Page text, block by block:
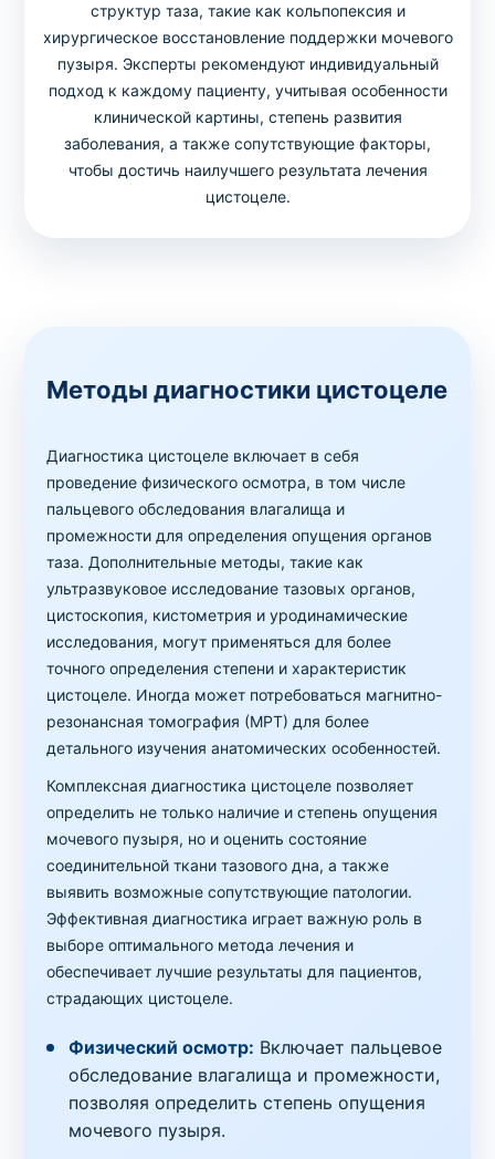
структур таза, такие как кольпопексия и
хирургическое восстановление поддержки мочевого
пузыря. Эксперты рекомендуют индивидуальный
подход к каждому пациенту, учитывая особенности
клинической картины, степень развития
заболевания, а также сопутствующие факторы,
чтобы достичь наилучшего результата лечения
цистоцеле.
Методы диагностики цистоцеле
Диагностика цистоцеле включает в себя
проведение физического осмотра, в том числе
пальцевого обследования влагалища и
промежности для определения опущения органов
таза. Дополнительные методы, такие как
ультразвуковое исследование тазовых органов,
цистоскопия, кистометрия и уродинамические
исследования, могут применяться для более
точного определения степени и характеристик
цистоцеле. Иногда может потребоваться магнитно-
резонансная томография (МРТ) для более
детального изучения анатомических особенностей.
Комплексная диагностика цистоцеле позволяет
определить не только наличие и степень опущения
мочевого пузыря, но и оценить состояние
соединительной ткани тазового дна, а также
выявить возможные сопутствующие патологии.
Эффективная диагностика играет важную роль в
выборе оптимального метода лечения и
обеспечивает лучшие результаты для пациентов,
страдающих цистоцеле.
Физический осмотр: Включает пальцевое
обследование влагалища и промежности,
позволяя определить степень опущения
мочевого пузыря.